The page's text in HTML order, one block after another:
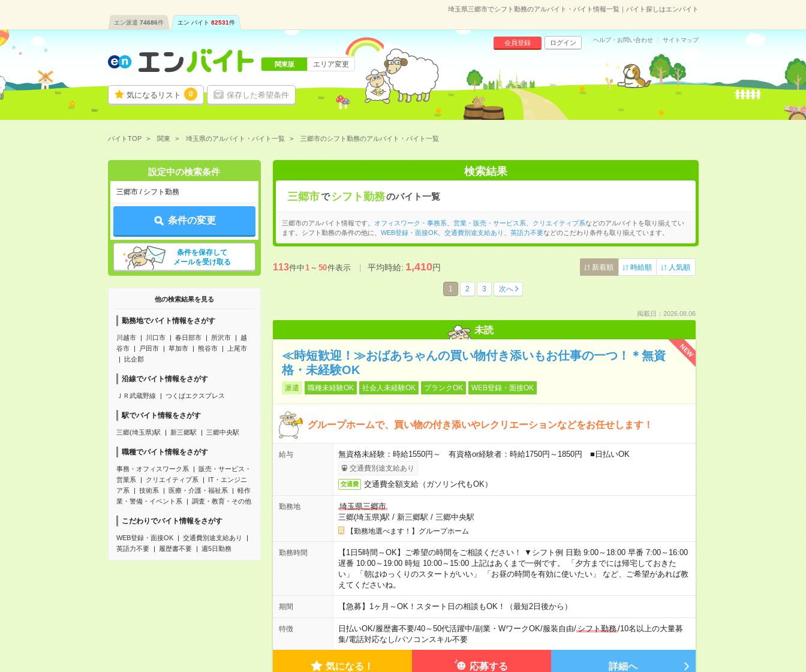
埼玉県三郷市でシフト勤務のアルバイト・バイト情報一覧｜バイト探しはエンバイト
エン派遣 74686件 エン バイト 82531件
気になるリスト 0 保存した希望条件
会員登録 ログイン ヘルプ・お問い合わせ サイトマップ
関東版 エリア変更
バイトTOP 関東 埼玉県のアルバイト・バイト一覧 三郷市のシフト勤務のアルバイト・バイト一覧
設定中の検索条件
三郷市 / シフト勤務
条件の変更
条件を保存して
メールを受け取る
他の検索結果を見る
勤務地でバイト情報をさがす
川越市 川口市 春日部市 所沢市
越
谷市
戸田市 草加市 熊谷市
上尾市
比企郡
沿線でバイト情報をさがす
ＪＲ武蔵野線 つくばエクスプレス
駅でバイト情報をさがす
三郷(埼玉県)駅 新三郷駅 三郷中央駅
職種でバイト情報をさがす
事務・オフィスワーク系
販売・サービス・
営業系
クリエイティブ系
IT・エンジニ
ア系
技術系 医療・介護・福祉系
軽作
業・警備・イベント系
調査・教育・その他
こだわりでバイト情報をさがす
WEB登録・面接OK
交通費別途支給あり
英語力不要
履歴書不要 週5日勤務
検索結果
三郷市で シフト勤務のバイト一覧
三郷市のアルバイト情報です。 オフィスワーク・事務系 営業・販売・サービス系 クリエイティブ系などのアルバイトを取り揃えてい
ます。シフト勤務の条件の他に、 WEB登録・面接OK、 交通費別途支給あり 英語力不要などのこだわり条件も取り揃えています。
113件中1～50件表示 平均時給:1,410円 新着順 時給順 人気順
1 2 3 次へ
掲載日：2026.08.06
未読
NEW
≪時短歓迎！≫おばあちゃんの買い物付き添いもお仕事の一つ！＊無資
格・未経験OK
派遣 職種未経験OK 社会人未経験OK ブランクOK WEB登録・面接OK
グループホームで、買い物の付き添いやレクリエーションなどをお任せします！
給与 無資格未経験：時給1550円～ 有資格or経験者：時給1750円～1850円 ■日払いOK
交通費別途支給あり
交通費 交通費全額支給（ガソリン代もOK）
勤務地
埼玉県三郷市
三郷(埼玉県)駅 / 新三郷駅 / 三郷中央駅
【勤務地選べます！】グループホーム
勤務時間
【1日5時間～OK】ご希望の時間をご相談ください！ ▼シフト例 日勤 9:00～18:00 早番 7:00～16:00
遅番 10:00～19:00 時短 10:00～15:00 上記はあくまで一例です。 「夕方までには帰宅しておきた
い」 「朝はゆっくりのスタートがいい」 「お昼の時間を有効に使いたい」 など、ご希望があれば教
えてくださいね。
期間 【急募】1ヶ月～OK！スタート日の相談もOK！（最短2日後から）
特徴 日払いOK/履歴書不要/40～50代活躍中/副業・WワークOK/服装自由/シフト勤務/10名以上の大量募
集/電話対応なし/パソコンスキル不要
気になる！ 応募する 詳細へ